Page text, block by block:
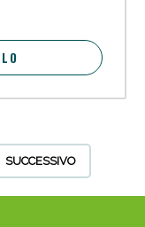
SUCCESSIVO